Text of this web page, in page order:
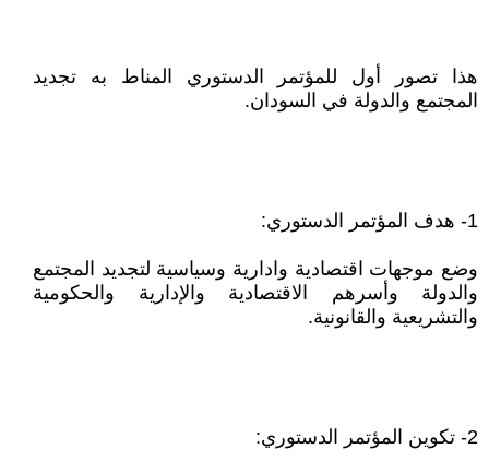
هذا تصور أول للمؤتمر الدستوري المناط به تجديد
المجتمع والدولة في السودان.
1- هدف المؤتمر الدستوري:
وضع موجهات اقتصادية وادارية وسياسية لتجديد المجتمع
والدولة وأسرهم الاقتصادية والإدارية والحكومية
والتشريعية والقانونية.
2- تكوين المؤتمر الدستوري: